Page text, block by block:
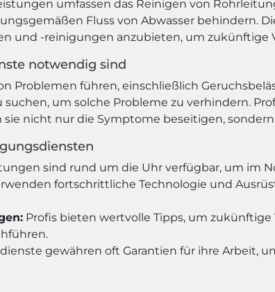
umfassen das Reinigen von
Fluss von Abwasser behindern.
und -reinigungen anzubieten, um zukünftige
notwendig sind
Problemen führen, einschließlich
um solche Probleme zu verhindern.
nicht nur die Symptome beseitigen,
sind rund um die Uhr verfügbar, um im
fortschrittliche Technologie und
Profis bieten wertvolle Tipps, um
gewähren oft Garantien für ihre Arbeit,